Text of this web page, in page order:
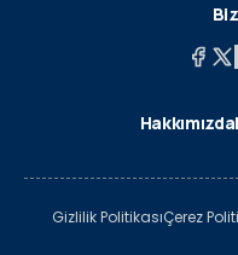
Hakkımızda
Gizlilik PolitikasıÇerez